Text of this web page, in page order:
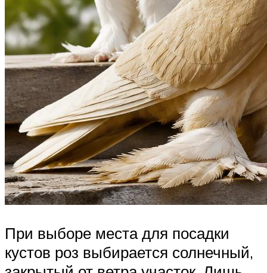
При выборе места для посадки
кустов роз выбирается солнечный,